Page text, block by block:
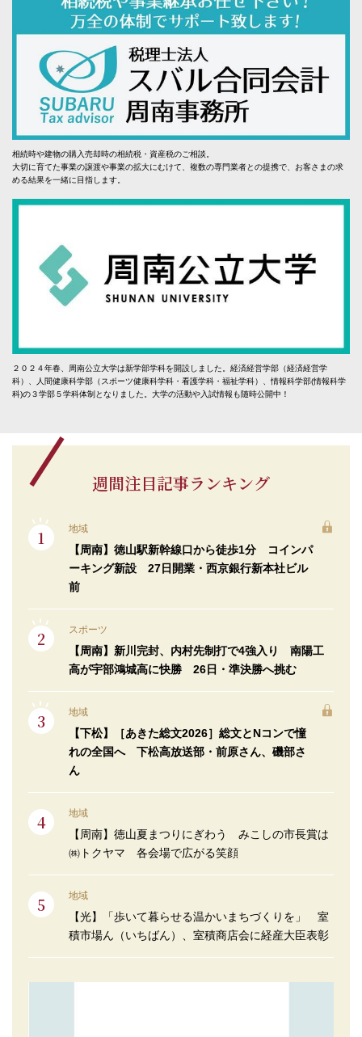
相続時や建物の購入売却時の相続税・資産税のご相談。
大切に育てた事業の譲渡や事業の拡大にむけて、複数の専門業者との提携で、お客さまの求
める結果を一緒に目指します。
２０２４年春、周南公立大学は新学部学科を開設しました。経済経営学部（経済経営学
科）、人間健康科学部（スポーツ健康科学科・看護学科・福祉学科）、情報科学部(情報科学
科)の３学部５学科体制となりました。大学の活動や入試情報も随時公開中！
週間注目記事ランキング
地域
【周南】徳山駅新幹線口から徒歩1分 コインパ
ーキング新設 27日開業・西京銀行新本社ビル
前
スポーツ
【周南】新川完封、内村先制打で4強入り 南陽工
高が宇部鴻城高に快勝 26日・準決勝へ挑む
地域
【下松】［あきた総文2026］総文とNコンで憧
れの全国へ 下松高放送部・前原さん、磯部さ
ん
地域
【周南】徳山夏まつりにぎわう みこしの市長賞は
㈱トクヤマ 各会場で広がる笑顔
地域
【光】「歩いて暮らせる温かいまちづくりを」 室
積市場ん（いちばん）、室積商店会に経産大臣表彰